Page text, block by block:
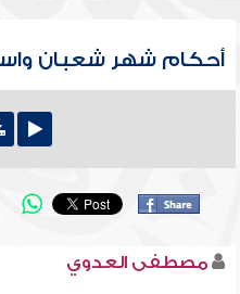
أحكام شهر شعبان
مصطفى العدوي